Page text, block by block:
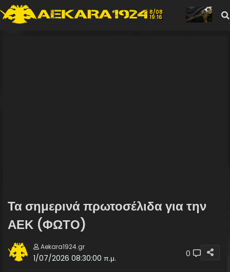
8/08
19:16
Τα σημερινά πρωτοσέλιδα για την
ΑΕΚ (ΦΩΤΟ)
Aekara1924.gr
1/07/2026 08:30:00 π.μ. 0